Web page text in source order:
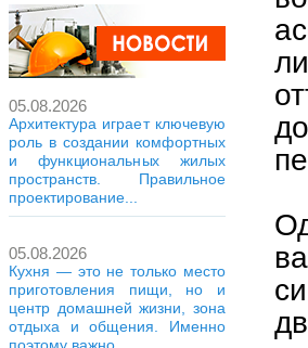
05.08.2026
Архитектура играет ключевую
роль в создании комфортных
и функциональных жилых
пространств. Правильное
проектирование...
05.08.2026
Кухня — это не только место
приготовления пищи, но и
центр домашней жизни, зона
отдыха и общения. Именно